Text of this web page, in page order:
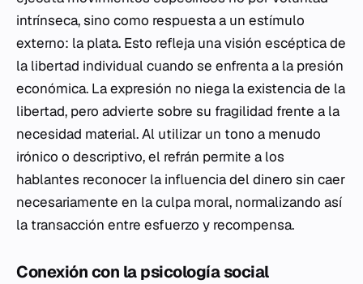
intrínseca, sino como respuesta a un estímulo
externo: la plata. Esto refleja una visión escéptica de
la libertad individual cuando se enfrenta a la presión
económica. La expresión no niega la existencia de la
libertad, pero advierte sobre su fragilidad frente a la
necesidad material. Al utilizar un tono a menudo
irónico o descriptivo, el refrán permite a los
hablantes reconocer la influencia del dinero sin caer
necesariamente en la culpa moral, normalizando así
la transacción entre esfuerzo y recompensa.
Conexión con la psicología social